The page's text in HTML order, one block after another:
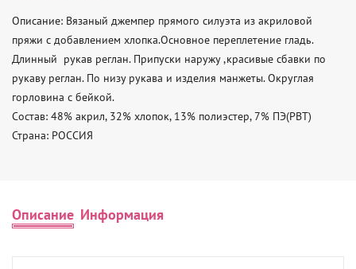
Описание: Вязаный джемпер прямого силуэта из акриловой
пряжи с добавлением хлопка.Основное переплетение гладь.
Длинный  рукав реглан. Припуски наружу ,красивые сбавки по
рукаву реглан. По низу рукава и изделия манжеты. Округлая
горловина с бейкой.
Состав: 48% акрил, 32% хлопок, 13% полиэстер, 7% ПЭ(PBT)
Страна: РОССИЯ
Описание Информация